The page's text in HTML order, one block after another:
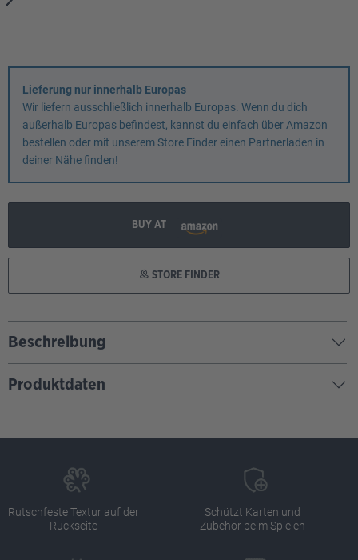
Lieferung nur innerhalb Europas
Wir liefern ausschließlich innerhalb Europas. Wenn du dich
außerhalb Europas befindest, kannst du einfach über Amazon
bestellen oder mit unserem Store Finder einen Partnerladen in
deiner Nähe finden!
BUY AT
STORE FINDER
Beschreibung
Produktdaten
Rutschfeste Textur auf der
Rückseite
Schützt Karten und
Zubehör beim Spielen